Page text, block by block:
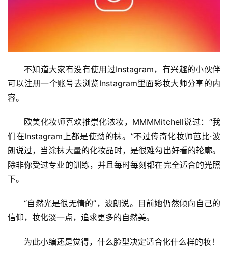
不知道大家有没有使用过Instagram，有兴趣的小伙伴
可以注册一个账号去浏览Instagram里面彩妆大师分享的内
容。
欧美化妆师喜欢推崇化浓妆，MMMMitchell说过：“我
们在Instagram上都是使劲的抹。”不过传奇化妆师芭比·波
朗说过，当涂抹大量的化妆品时，是很难勾出好看的轮廓。
除非你受过专业的训练，并且每时每刻都在完全适合的光照
下。
“自然光是很无情的”，波朗说。目前她仍然倾向自己的
信仰，妆化淡一点，追求更多的自然美。
为此小编还是觉得，什么脸型决定适合化什么样的妆！